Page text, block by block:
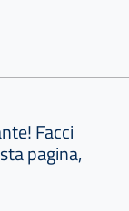
Facci
pagina,